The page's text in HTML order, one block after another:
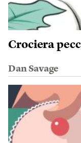
Crociera
Dan Savage